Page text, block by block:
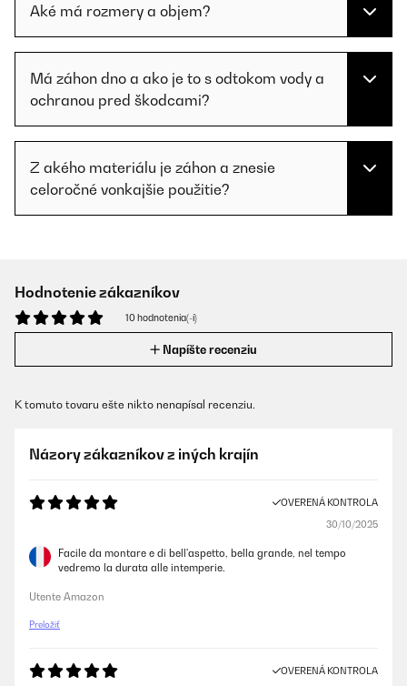
Aké má rozmery a objem?
Má záhon dno a ako je to s odtokom vody a
ochranou pred škodcami?
Z akého materiálu je záhon a znesie
celoročné vonkajšie použitie?
Hodnotenie zákazníkov
10 hodnotenia(-í)
Napíšte recenziu
K tomuto tovaru ešte nikto nenapísal recenziu.
Názory zákazníkov z iných krajín
OVERENÁ KONTROLA
30/10/2025
Facile da montare e di bell'aspetto, bella grande, nel tempo
vedremo la durata alle intemperie.
Utente Amazon
Preložiť
OVERENÁ KONTROLA